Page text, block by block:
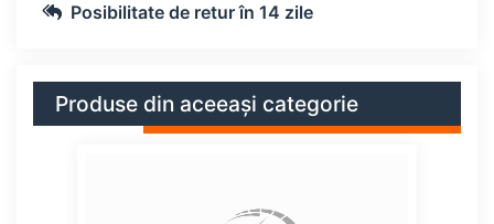
Posibilitate de retur în 14 zile
Produse din aceeași categorie